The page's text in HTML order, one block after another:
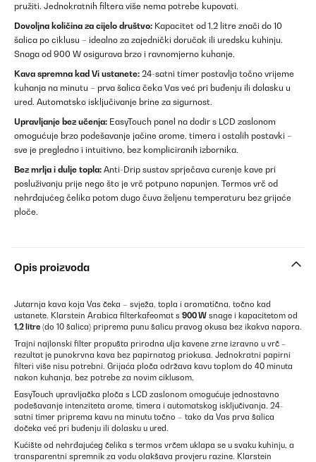
pružiti. Jednokratnih filtera više nema potrebe kupovati.
Dovoljna količina za cijelo društvo: Kapacitet od 1,2 litre znači do 10
šalica po ciklusu – idealno za zajednički doručak ili uredsku kuhinju.
Snaga od 900 W osigurava brzo i ravnomjerno kuhanje.
Kava spremna kad Vi ustanete: 24-satni timer postavlja točno vrijeme
kuhanja na minutu – prva šalica čeka Vas već pri buđenju ili dolasku u
ured. Automatsko isključivanje brine za sigurnost.
Upravljanje bez učenja: EasyTouch panel na dodir s LCD zaslonom
omogućuje brzo podešavanje jačine arome, timera i ostalih postavki –
sve je pregledno i intuitivno, bez kompliciranih izbornika.
Bez mrlja i dulje topla: Anti-Drip sustav sprječava curenje kave pri
posluživanju prije nego što je vrč potpuno napunjen. Termos vrč od
nehrđajućeg čelika potom dugo čuva željenu temperaturu bez grijaće
ploče.
Opis proizvoda
Jutarnja kava koja Vas čeka – svježa, topla i aromatična, točno kad
ustanete. Klarstein Arabica filterkafeomat s 900 W snage i kapacitetom od
1,2 litre (do 10 šalica) priprema punu šalicu pravog okusa bez ikakva napora.
Trajni najlonski filter propušta prirodna ulja kavene zrne izravno u vrč –
rezultat je punokrvna kava bez papirnatog priokusa. Jednokratni papirni
filteri više nisu potrebni. Grijaća ploča održava kavu toplom do 40 minuta
nakon kuhanja, bez potrebe za novim ciklusom.
EasyTouch upravljačka ploča s LCD zaslonom omogućuje jednostavno
podešavanje intenziteta arome, timera i automatskog isključivanja. 24-
satni timer priprema kavu na minutu točno – tako da Vas prva šalica
dočeka već pri buđenju ili dolasku u ured.
Kućište od nehrđajućeg čelika s termos vrčem uklapa se u svaku kuhinju, a
transparentni spremnik za vodu olakšava provjeru razine. Klarstein